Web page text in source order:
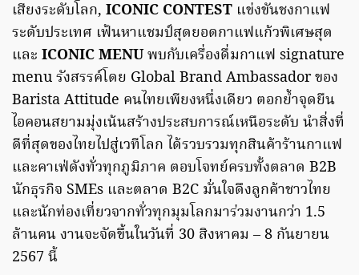
เสียงระดับโลก, ICONIC CONTEST แข่งขันชงกาแฟ
ระดับประเทศ เฟ้นหาแชมป์สุดยอดกาแฟแก้วพิเศษสุด
และ ICONIC MENUพบกับเครื่องดื่มกาแฟ signature
menu รังสรรค์โดย Global Brand Ambassador ของ
Barista Attitude คนไทยเพียงหนึ่งเดียว ตอกย้ำจุดยืน
ไอคอนสยามมุ่งเน้นสร้างประสบการณ์เหนือระดับ นำสิ่งที่
ดีที่สุดของไทยไปสู่เวทีโลก ได้รวบรวมทุกสินค้าร้านกาแฟ
และคาเฟ่ดังทั่วทุกภูมิภาค ตอบโจทย์ครบทั้งตลาด B2B
นักธุรกิจ SMEs และตลาด B2C มั่นใจดึงลูกค้าชาวไทย
และนักท่องเที่ยวจากทั่วทุกมุมโลกมาร่วมงานกว่า 1.5
ล้านคน งานจะจัดขึ้นในวันที่ 30 สิงหาคม – 8 กันยายน
2567 นี้